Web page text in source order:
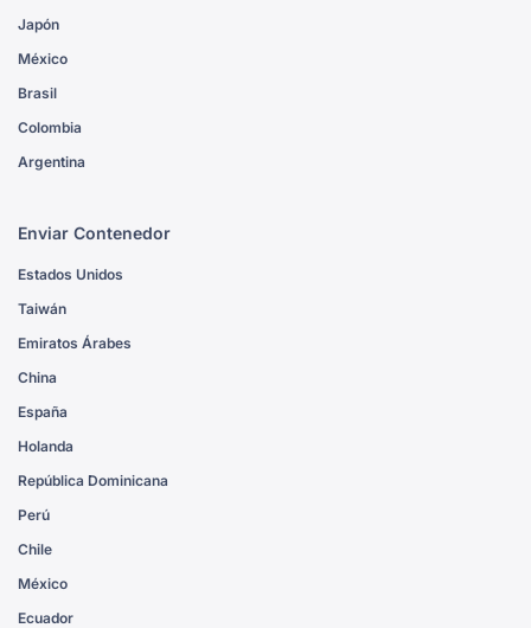
Japón
México
Brasil
Colombia
Argentina
Enviar Contenedor
Estados Unidos
Taiwán
Emiratos Árabes
China
España
Holanda
República Dominicana
Perú
Chile
México
Ecuador